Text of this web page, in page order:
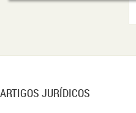
ARTIGOS JURÍDICOS